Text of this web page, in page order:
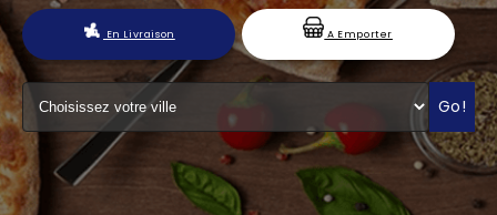
VOS AVIS
MENTIONS LÉGALES
C.G.V
En Livraison A Emporter
Go!